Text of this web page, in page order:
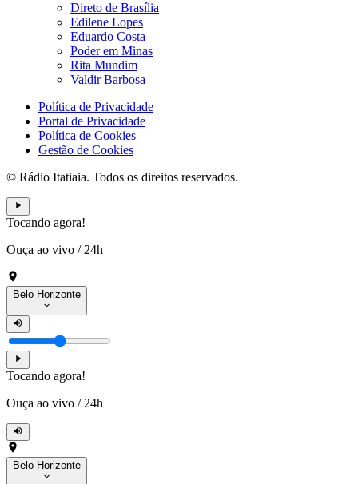
Direto de Brasília
Edilene Lopes
Eduardo Costa
Poder em Minas
Rita Mundim
Valdir Barbosa
Política de Privacidade
Portal de Privacidade
Política de Cookies
Gestão de Cookies
© Rádio Itatiaia. Todos os direitos reservados.
Tocando agora!
Ouça ao vivo / 24h
Belo Horizonte
Tocando agora!
Ouça ao vivo / 24h
Belo Horizonte